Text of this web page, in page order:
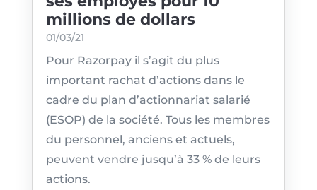
millions de dollars
01/03/21
Pour Razorpay il s’agit du plus
important rachat d’actions dans le
cadre du plan d’actionnariat salarié
(ESOP) de la société. Tous les membres
du personnel, anciens et actuels,
peuvent vendre jusqu’à 33 % de leurs
actions.